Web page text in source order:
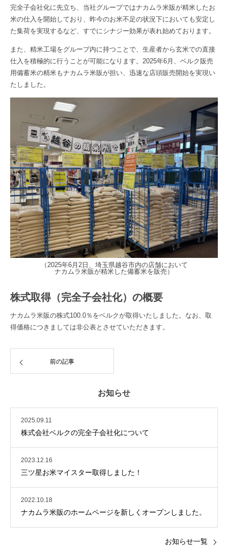
完全子会社化に先立ち、当社グループではナカムラ米販が精米したお
米の仕入を開始しており、昨今のお米不足の状況下においても安定し
た集荷を実現するなど、すでにシナジー効果が表れ始めております。
また、精米工場をグループ内に持つことで、生産者から玄米での直接
仕入を積極的に行うことが可能になります。2025年6月、ベルク販売
用備蓄米の精米もナカムラ米販が担い、迅速な店頭販売開始を実現い
たしました。
（2025年6月2日、埼玉県越谷市内の店舗において
ナカムラ米販が精米した備蓄米を販売）
株式取得（完全子会社化）の概要
ナカムラ米販の株式100.0％をベルクが取得いたしました。なお、取
得価格につきましては非公表とさせていただきます。
前の記事
お知らせ
2025.09.11
株式会社ベルクの完全子会社化について
2023.12.16
三ツ星お米マイスター取得しました！
2022.10.18
ナカムラ米販のホームページを新しくオープンしました。
お知らせ一覧